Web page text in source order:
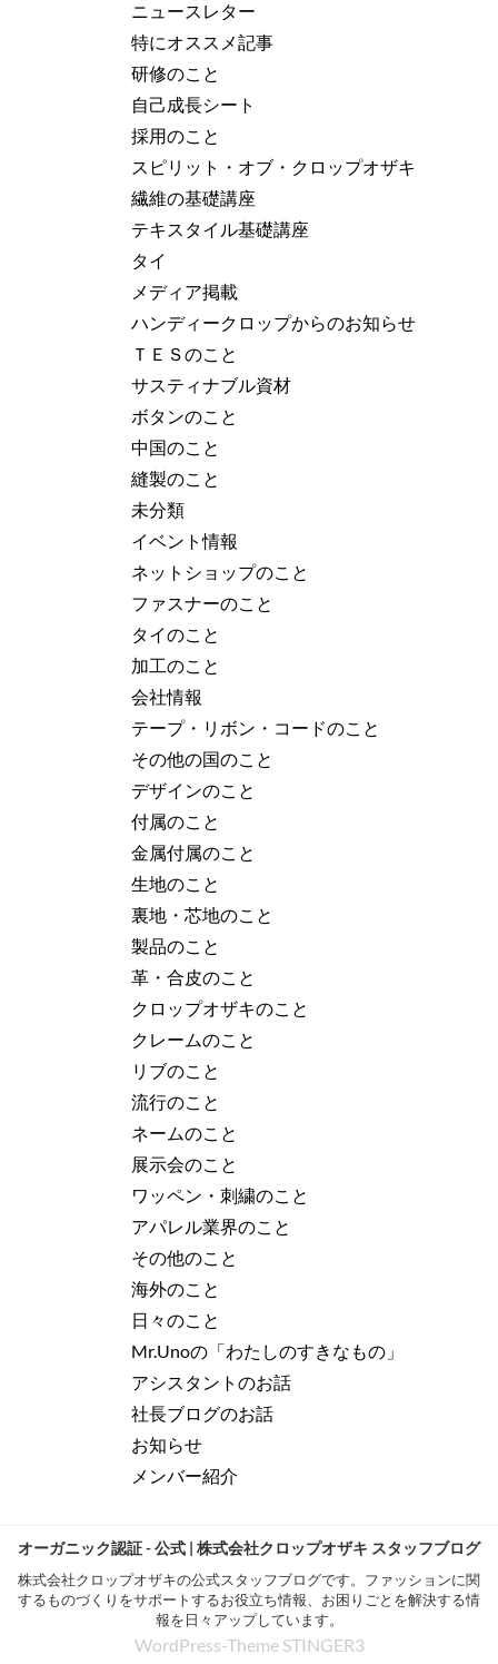
ニュースレター
特にオススメ記事
研修のこと
自己成長シート
採用のこと
スピリット・オブ・クロップオザキ
繊維の基礎講座
テキスタイル基礎講座
タイ
メディア掲載
ハンディークロップからのお知らせ
ＴＥＳのこと
サスティナブル資材
ボタンのこと
中国のこと
縫製のこと
未分類
イベント情報
ネットショップのこと
ファスナーのこと
タイのこと
加工のこと
会社情報
テープ・リボン・コードのこと
その他の国のこと
デザインのこと
付属のこと
金属付属のこと
生地のこと
裏地・芯地のこと
製品のこと
革・合皮のこと
クロップオザキのこと
クレームのこと
リブのこと
流行のこと
ネームのこと
展示会のこと
ワッペン・刺繍のこと
アパレル業界のこと
その他のこと
海外のこと
日々のこと
Mr.Unoの「わたしのすきなもの」
アシスタントのお話
社長ブログのお話
お知らせ
メンバー紹介
オーガニック認証 - 公式 | 株式会社クロップオザキ スタッフブログ
株式会社クロップオザキの公式スタッフブログです。ファッションに関
するものづくりをサポートするお役立ち情報、お困りごとを解決する情
報を日々アップしています。
WordPress-Theme STINGER3